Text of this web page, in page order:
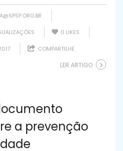
0 LIKES
COMPARTILHE
LER ARTIGO
a prevenção